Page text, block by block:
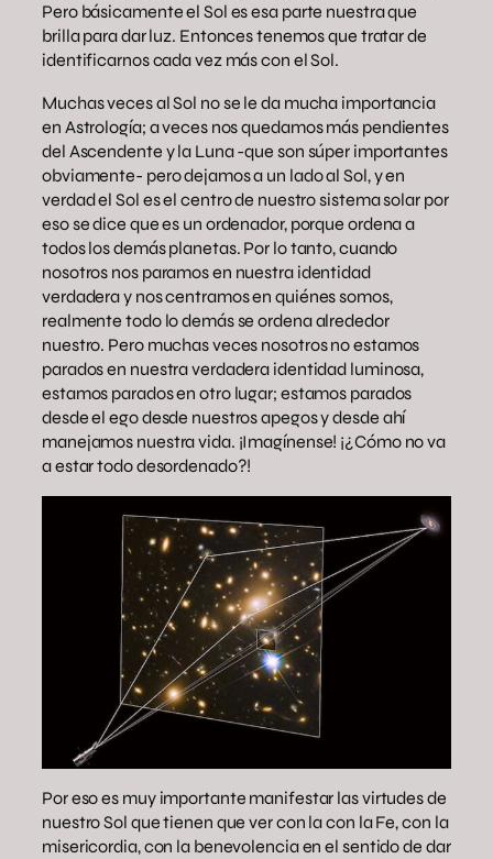
Pero básicamente el Sol es esa parte nuestra que
brilla para dar luz. Entonces tenemos que tratar de
identificarnos cada vez más con el Sol.
Muchas veces al Sol no se le da mucha importancia
en Astrología; a veces nos quedamos más pendientes
del Ascendente y la Luna -que son súper importantes
obviamente- pero dejamos a un lado al Sol, y en
verdad el Sol es el centro de nuestro sistema solar por
eso se dice que es un ordenador, porque ordena a
todos los demás planetas. Por lo tanto, cuando
nosotros nos paramos en nuestra identidad
verdadera y nos centramos en quiénes somos,
realmente todo lo demás se ordena alrededor
nuestro. Pero muchas veces nosotros no estamos
parados en nuestra verdadera identidad luminosa,
estamos parados en otro lugar; estamos parados
desde el ego desde nuestros apegos y desde ahí
manejamos nuestra vida. ¡Imagínense! ¡¿Cómo no va
a estar todo desordenado?!
Por eso es muy importante manifestar las virtudes de
nuestro Sol que tienen que ver con la con la Fe, con la
misericordia, con la benevolencia en el sentido de dar